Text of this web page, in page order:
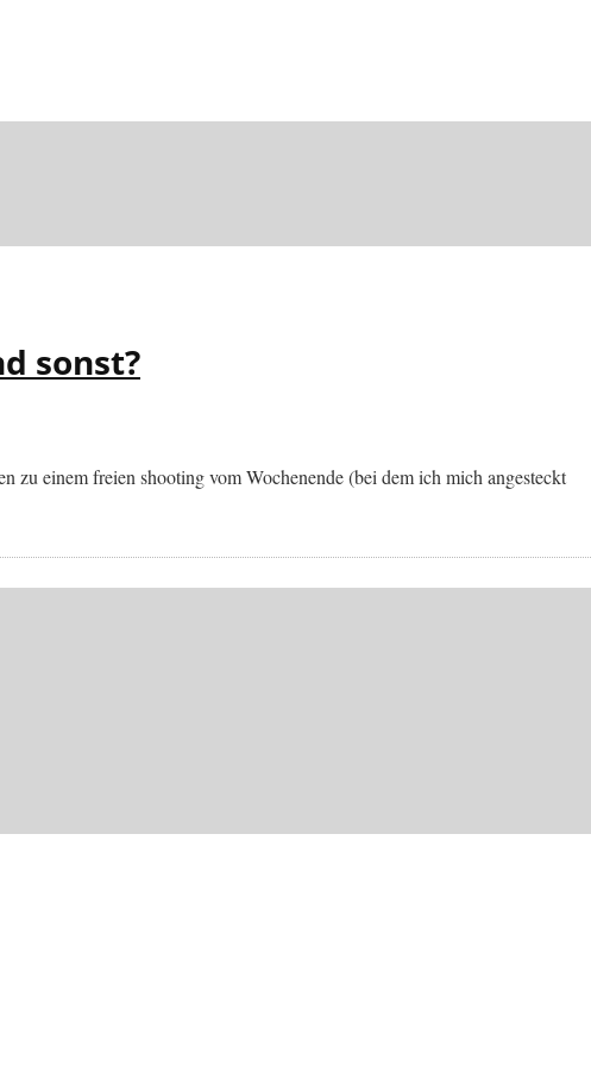
sonst?
einem freien shooting vom Wochenende (bei dem ich mich angesteckt